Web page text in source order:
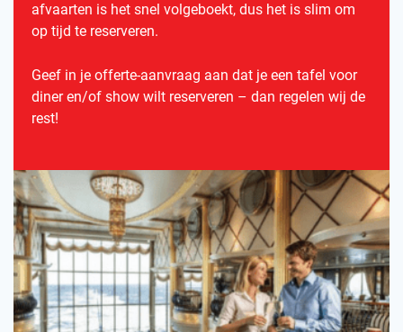
afvaarten is het snel volgeboekt, dus het is slim om
op tijd te reserveren.
Geef in je offerte-aanvraag aan dat je een tafel voor
diner en/of show wilt reserveren – dan regelen wij de
rest!